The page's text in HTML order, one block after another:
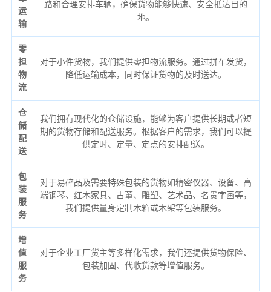
运
输
路和合理安排车辆，确保货物能够快速、安全抵达目的
地。
零
担
物
流
对于小件货物，我们提供零担物流服务。通过拼车发货，
降低运输成本，同时保证货物的及时送达。
仓
储
配
送
我们拥有现代化的仓储设施，能够为客户提供长期或者短
期的货物存储和配送服务。根据客户的需求，我们可以提
供定时、定量、定点的安排配送。
包
装
服
务
对于易碎品及需要特殊包装的货物如精密仪器、设备、高
端钢琴、红木家具、古董、雕塑、艺术品、名贵字画等，
我们提供量身定制木箱或木架等包装服务。
增
值
服
务
对于企业工厂货主等多样化需求，我们还提供货物保险、
包装加固、代收货款等增值服务。